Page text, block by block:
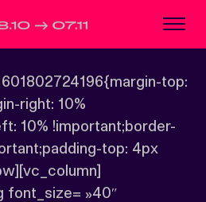
top:
right: 10%
10% !important;border-
top: 4px
font_size= »40″